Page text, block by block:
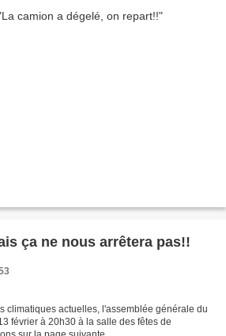
ça ne nous arrêtera pas!!
climatiques actuelles, l'assemblée générale du
février à 20h30 à la salle des fêtes de